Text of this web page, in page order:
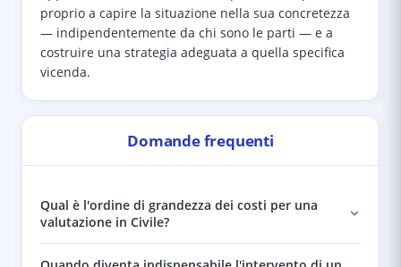
proprio a capire la situazione nella sua concretezza
— indipendentemente da chi sono le parti — e a
costruire una strategia adeguata a quella specifica
vicenda.
Domande frequenti
Qual è l'ordine di grandezza dei costi per una
valutazione in Civile?